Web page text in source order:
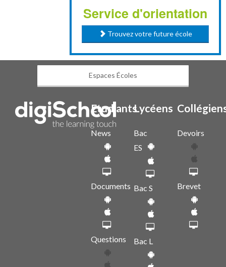
Service d'orientation
Trouvez votre future école
Espaces Écoles
Etudiants
News
Documents
Questions
Lycéens
Bac
ES
Bac S
Bac L
Devoirs
Brevet